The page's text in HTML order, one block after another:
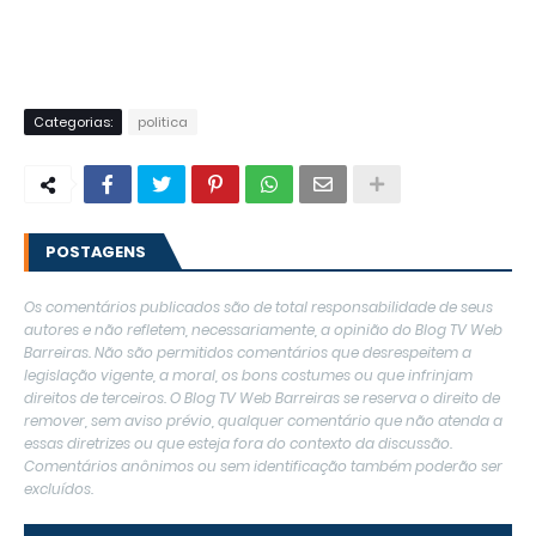
Categorias: politica
POSTAGENS
Os comentários publicados são de total responsabilidade de seus
autores e não refletem, necessariamente, a opinião do Blog TV Web
Barreiras. Não são permitidos comentários que desrespeitem a
legislação vigente, a moral, os bons costumes ou que infrinjam
direitos de terceiros. O Blog TV Web Barreiras se reserva o direito de
remover, sem aviso prévio, qualquer comentário que não atenda a
essas diretrizes ou que esteja fora do contexto da discussão.
Comentários anônimos ou sem identificação também poderão ser
excluídos.